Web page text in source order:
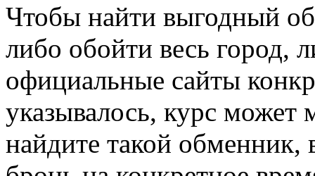
Чтобы найти выгодный
либо обойти весь город,
официальные сайты
указывалось, курс может
найдите такой обменник,